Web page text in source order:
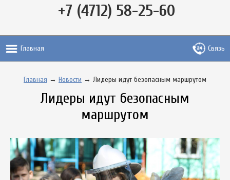
+7 (4712) 58-25-60
Главная Связь
Главная → Новости → Лидеры идут безопасным маршрутом
Лидеры идут безопасным
маршрутом